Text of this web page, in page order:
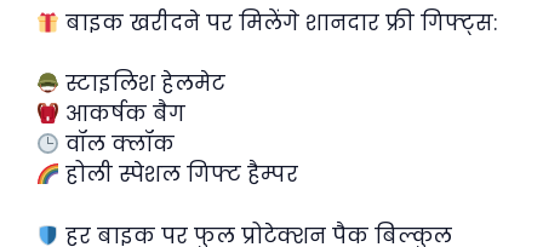
बाइक खरीदने पर मिलेंगे शानदार फ्री गिफ्ट्स:
स्टाइलिश हेलमेट
आकर्षक बैग
वॉल क्लॉक
होली स्पेशल गिफ्ट हैम्पर
हर बाइक पर फुल प्रोटेक्शन पैक बिल्कुल